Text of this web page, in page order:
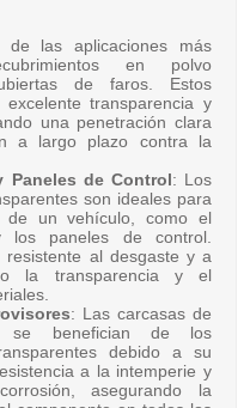
de las aplicaciones más
en polvo
de faros. Estos
transparencia y
una penetración clara
a largo plazo contra la
Paneles de Control: Los
son ideales para
de un vehículo, como el
los paneles de control.
resistente al desgaste y a
la transparencia y el
: Las carcasas de
se benefician de los
debido a su
a la intemperie y
asegurando la